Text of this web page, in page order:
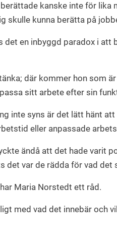
kanske inte för lika
skulle kunna berätta på
det en inbyggd paradox i
där kommer hon som
sitt arbete efter sin
inte syns är det lätt hänt
eller anpassade
ändå att det hade varit
det var de rädda för vad
Maria Norstedt ett råd.
med vad det innebär och